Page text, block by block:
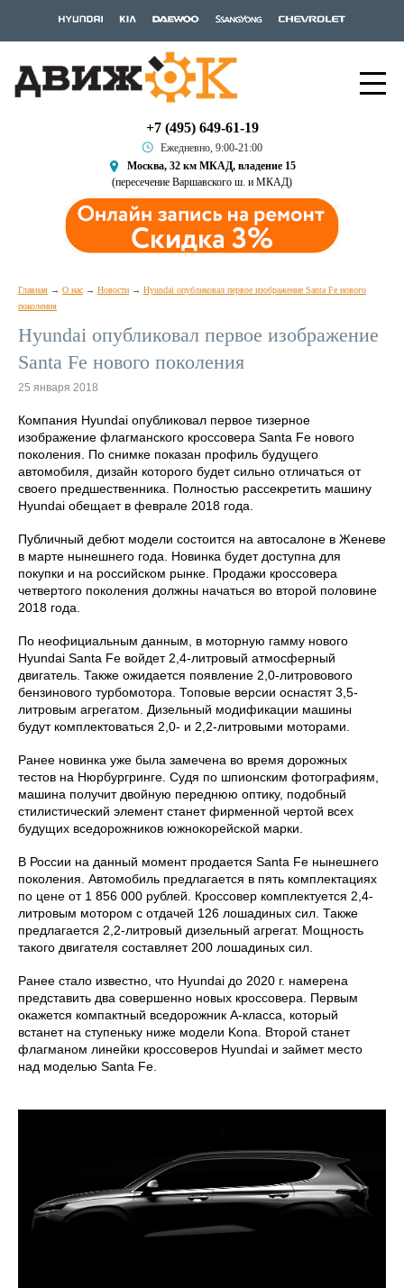
+7 (495) 649-61-19
Ежедневно, 9:00-21:00
Москва, 32 км МКАД, владение 15
(пересечение Варшавского ш. и МКАД)
Главная О нас Новости
Hyundai опубликовал первое изображение Santa Fe нового
поколения
Hyundai опубликовал первое изображение
Santa Fe нового поколения
25 января 2018
Компания Hyundai опубликовал первое тизерное
изображение флагманского кроссовера Santa Fe нового
поколения. По снимке показан профиль будущего
автомобиля, дизайн которого будет сильно отличаться от
своего предшественника. Полностью рассекретить машину
Hyundai обещает в феврале 2018 года.
Публичный дебют модели состоится на автосалоне в Женеве
в марте нынешнего года. Новинка будет доступна для
покупки и на российском рынке. Продажи кроссовера
четвертого поколения должны начаться во второй половине
2018 года.
По неофициальным данным, в моторную гамму нового
Hyundai Santa Fe войдет 2,4-литровый атмосферный
двигатель. Также ожидается появление 2,0-литровового
бензинового турбомотора. Топовые версии оснастят 3,5-
литровым агрегатом. Дизельный модификации машины
будут комплектоваться 2,0- и 2,2-литровыми моторами.
Ранее новинка уже была замечена во время дорожных
тестов на Нюрбургринге. Судя по шпионским фотографиям,
машина получит двойную переднюю оптику, подобный
стилистический элемент станет фирменной чертой всех
будущих вседорожников южнокорейской марки.
В России на данный момент продается Santa Fe нынешнего
поколения. Автомобиль предлагается в пять комплектациях
по цене от 1 856 000 рублей. Кроссовер комплектуется 2,4-
литровым мотором с отдачей 126 лошадиных сил. Также
предлагается 2,2-литровый дизельный агрегат. Мощность
такого двигателя составляет 200 лошадиных сил.
Ранее стало известно, что Hyundai до 2020 г. намерена
представить два совершенно новых кроссовера. Первым
окажется компактный вседорожник А-класса, который
встанет на ступеньку ниже модели Kona. Второй станет
флагманом линейки кроссоверов Hyundai и займет место
над моделью Santa Fe.